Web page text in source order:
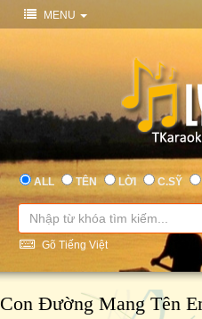
MENU
ALL TÊN LỜI C.SỸ
Gõ Tiếng Việt
Con Đường Mang Tên